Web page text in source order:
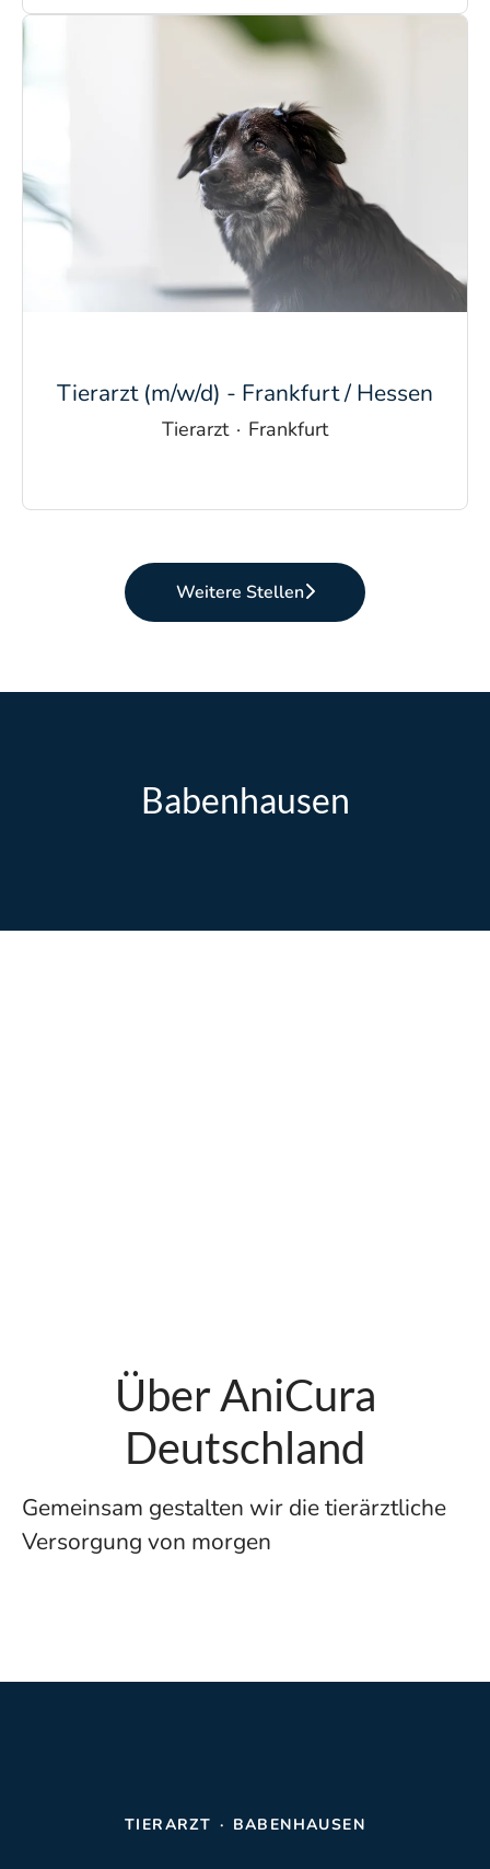
Tierarzt (m/w/d) - Frankfurt / Hessen
Tierarzt · Frankfurt
Weitere Stellen
Babenhausen
Über AniCura
Deutschland
Gemeinsam gestalten wir die tierärztliche
Versorgung von morgen
TIERARZT · BABENHAUSEN